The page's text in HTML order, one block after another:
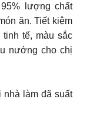
lượng chất
ăn. Tiết kiệm
tế, màu sắc
nướng cho chị
nhà làm đã suất